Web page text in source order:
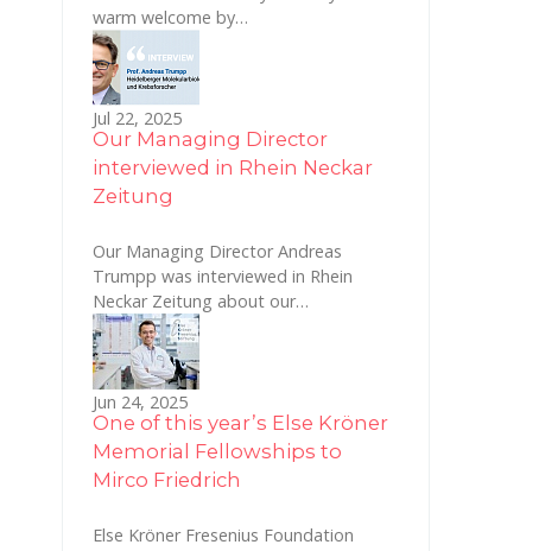
warm welcome by…
Jul 22, 2025
Our Managing Director
interviewed in Rhein Neckar
Zeitung
Our Managing Director Andreas
Trumpp was interviewed in Rhein
Neckar Zeitung about our…
Jun 24, 2025
One of this year’s Else Kröner
Memorial Fellowships to
Mirco Friedrich
Else Kröner Fresenius Foundation